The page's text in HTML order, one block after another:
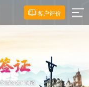
客户评价